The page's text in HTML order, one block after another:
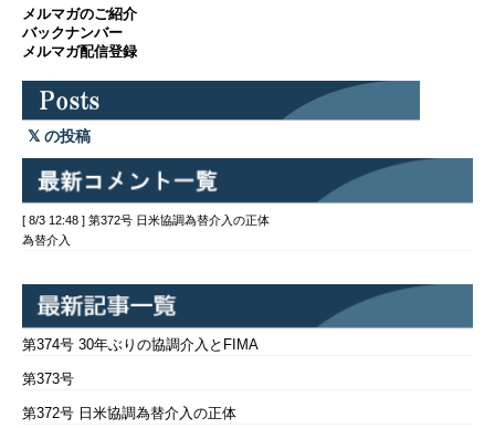
メルマガのご紹介
バックナンバー
メルマガ配信登録
の投稿
[ 8/3 12:48 ] 第372号 日米協調為替介入の正体
為替介入
第374号 30年ぶりの協調介入とFIMA
第373号
第372号 日米協調為替介入の正体